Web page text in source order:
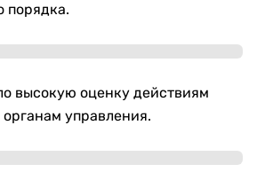
порядка.
высокую оценку действиям
управления.